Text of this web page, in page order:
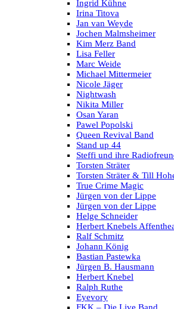
Ingrid Kühne
Irina Titova
Jan van Weyde
Jochen Malmsheimer
Kim Merz Band
Lisa Feller
Marc Weide
Michael Mittermeier
Nicole Jäger
Nightwash
Nikita Miller
Osan Yaran
Pawel Popolski
Queen Revival Band
Stand up 44
Steffi und ihre
Torsten Sträter
Torsten Sträter & Till
True Crime Magic
Jürgen von der Lippe
Jürgen von der Lippe
Helge Schneider
Herbert Knebels
Ralf Schmitz
Johann König
Bastian Pastewka
Jürgen B. Hausmann
Herbert Knebel
Ralph Ruthe
Eyevory